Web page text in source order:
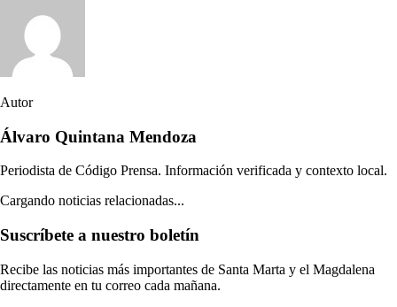
Autor
Álvaro Quintana Mendoza
Periodista de Código Prensa. Información verificada y contexto local.
Cargando noticias relacionadas...
Suscríbete a nuestro boletín
Recibe las noticias más importantes de Santa Marta y el Magdalena
directamente en tu correo cada mañana.